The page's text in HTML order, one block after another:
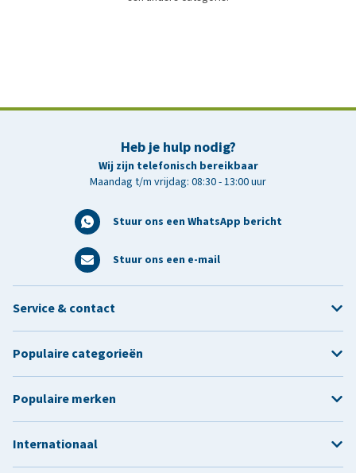
Heb je hulp nodig?
Wij zijn telefonisch bereikbaar
Maandag t/m vrijdag: 08:30 - 13:00 uur
Stuur ons een WhatsApp bericht
Stuur ons een e-mail
Service & contact
Populaire categorieën
Populaire merken
Internationaal